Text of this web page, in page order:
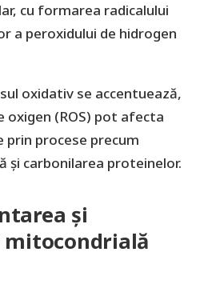
cu formarea radicalului
a peroxidului de hidrogen
oxidativ se accentuează,
oxigen (ROS) pot afecta
procese precum
și carbonilarea proteinelor.
și
mitocondrială